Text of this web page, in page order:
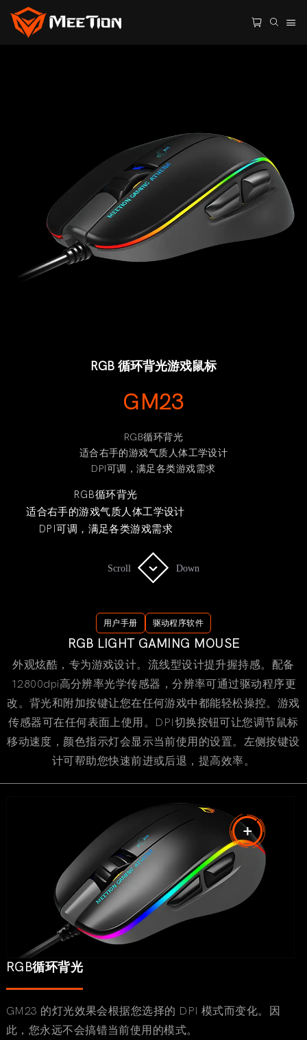
RGB 循环背光游戏鼠标
GM23
RGB循环背光
适合右手的游戏气质人体工学设计
DPI可调，满足各类游戏需求
RGB循环背光
适合右手的游戏气质人体工学设计
DPI可调，满足各类游戏需求
Scroll Down
Scroll Down
用户手册 驱动程序软件
RGB LIGHT GAMING MOUSE
外观炫酷，专为游戏设计。流线型设计提升握持感。配备
12800dpi高分辨率光学传感器，分辨率可通过驱动程序更
改。背光和附加按键让您在任何游戏中都能轻松操控。游戏
传感器可在任何表面上使用。DPI切换按钮可让您调节鼠标
移动速度，颜色指示灯会显示当前使用的设置。左侧按键设
计可帮助您快速前进或后退，提高效率。
RGB循环背光
GM23 的灯光效果会根据您选择的 DPI 模式而变化。因
此，您永远不会搞错当前使用的模式。